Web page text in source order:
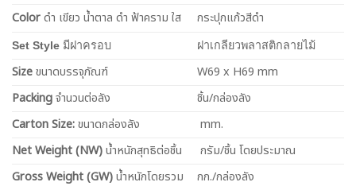
Colorดำ เขียว น้ำตาล ดำ ฟ้าคราม ใส กระปุกแก้วสีดำ
Set Style มีฝาครอบ ฝาเกลียวพลาสติกลายไม้
Sizeขนาดบรรจุภัณฑ์
W69 x H69 mm
Packingจำนวนต่อลัง
ชิ้น/กล่องลัง
Carton Size:ขนาดกล่องลัง
mm.
NetWeight (NW)น้ำหนักสุทธิต่อชิ้น
กรัม/ชิ้น โดยประมาณ
Gross Weight (GW)น้ำหนักโดยรวม
กก./กล่องลัง